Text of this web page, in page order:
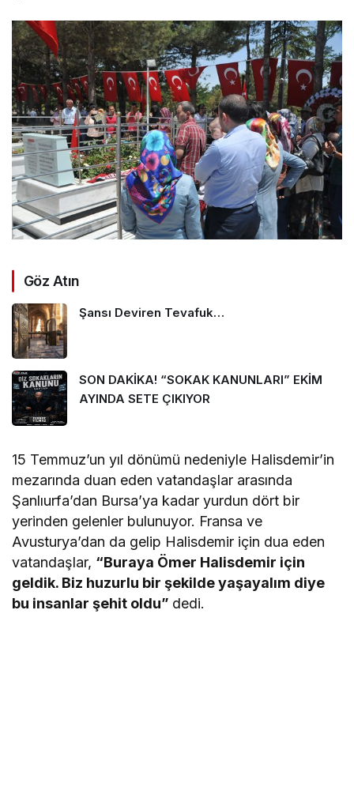
Göz Atın
Şansı Deviren Tevafuk…
SON DAKİKA! “SOKAK KANUNLARI” EKİM
AYINDA SETE ÇIKIYOR
15 Temmuz’un yıl dönümü nedeniyle Halisdemir’in
mezarında duan eden vatandaşlar arasında
Şanlıurfa’dan Bursa’ya kadar yurdun dört bir
yerinden gelenler bulunuyor. Fransa ve
Avusturya’dan da gelip Halisdemir için dua eden
vatandaşlar, “Buraya Ömer Halisdemir için
geldik. Biz huzurlu bir şekilde yaşayalım diye
bu insanlar şehit oldu” dedi.